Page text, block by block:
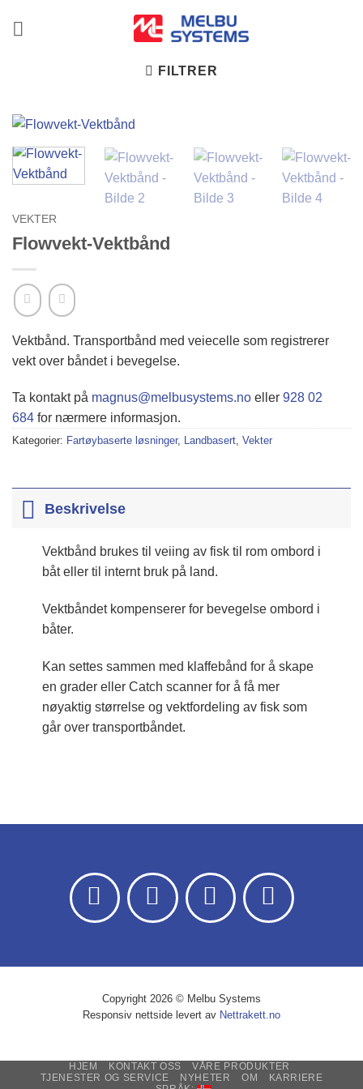
FILTRER
VEKTER
Flowvekt-Vektbånd
Vektbånd. Transportbånd med veiecelle som registrerer
vekt over båndet i bevegelse.
Ta kontakt på magnus@melbusystems.no eller 928 02
684 for nærmere informasjon.
Kategorier: Fartøybaserte løsninger, Landbasert, Vekter
Beskrivelse
Vektbånd brukes til veiing av fisk til rom ombord i
båt eller til internt bruk på land.
Vektbåndet kompenserer for bevegelse ombord i
båter.
Kan settes sammen med klaffebånd for å skape
en grader eller Catch scanner for å få mer
nøyaktig størrelse og vektfordeling av fisk som
går over transportbåndet.
Copyright 2026 © Melbu Systems
Responsiv nettside levert av Nettrakett.no
HJEM KONTAKT OSS
VÅRE PRODUKTER
TJENESTER OG SERVICE
NYHETER OM
KARRIERE